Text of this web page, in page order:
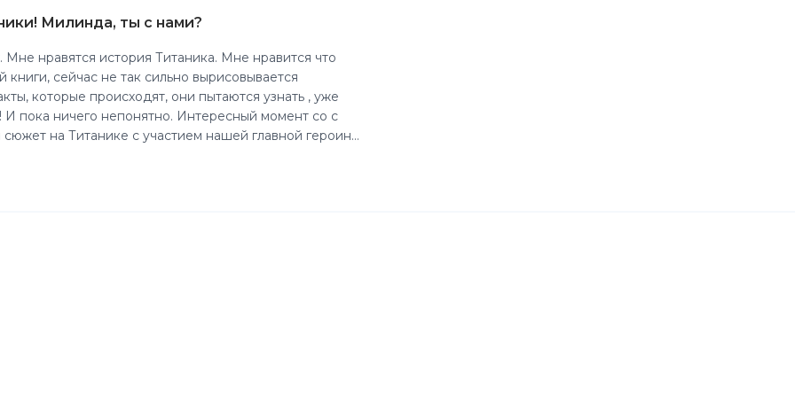
Милинда, ты с нами?
нравятся история Титаника. Мне нравится что
происходят, они пытаются узнать , уже
И пока ничего непонятно. Интересный момент со с
Узнаём что когда умер папа Ему, как и